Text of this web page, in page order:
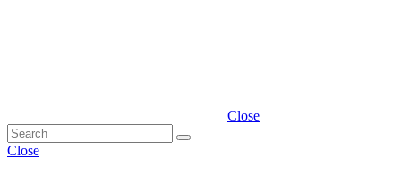
Close
Close